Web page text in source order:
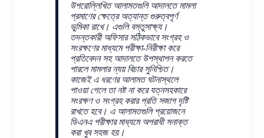
উপরোল্লিখিত আলামতগুলি আদালতে মামলা
প্রমাণের ক্ষেত্রে অত্যান্ত গুরুত্বপূর্ণ
ভুমিকা রাখে। এগুলি বস্তুসাক্ষ্য।
তদন্তকারী অফিসার সঠিকভাবে সংগ্রহ ও
সংরক্ষণের মাধ্যমে পরীক্ষা-নিরীক্ষা করে
প্রতিবেদন সহ আদালতে উপস্থাপন করতে
পারলে মামলার ন্যয় বিচার সুনিশ্চিত।
কাজেই এ ধরণের আলামত ঘটনাস্থলে
পাওয়া গেলে তা নষ্ট না করে যত্নসহকারে
সংরক্ষণ ও সংগ্রহ করার প্রতি সজাগ দৃষ্টি
রাখতে হবে। এ আলামতগুলি প্রয়োজনে
ডিএনএ পরীক্ষার মাধ্যমে অপরাধী সনাক্ত
করা খুব সহজ হয়।